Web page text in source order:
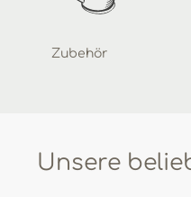
Zubehör
Unsere